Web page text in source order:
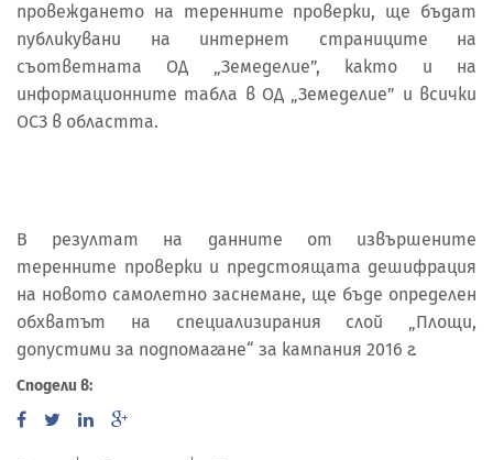
провеждането на теренните проверки, ще бъдат
публикувани на интернет страниците на
съответната ОД „Земеделие”, както и на
информационните табла в ОД „Земеделие” и всички
ОСЗ в областта.
В резултат на данните от извършените
теренните проверки и предстоящата дешифрация
на новото самолетно заснемане, ще бъде определен
обхватът на специализирания слой „Площи,
допустими за подпомагане“ за кампания 2016 г.
Сподели в: